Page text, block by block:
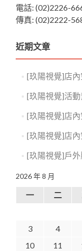
電話: (02)2226-
傳真: (02)2222-
近期文章
[玖陽視覺]店
[玖陽視覺]活
[玖陽視覺]店
[玖陽視覺]店
[玖陽視覺]戶
2026 年 8 月
一 二
3
4
10
11